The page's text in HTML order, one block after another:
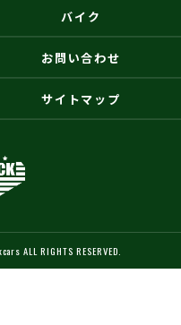
バイク
お問い合わせ
サイトマップ
ALL RIGHTS RESERVED.